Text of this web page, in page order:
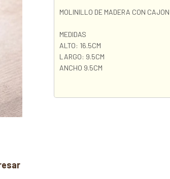
MOLINILLO DE MADERA CON CAJON
MEDIDAS
ALTO: 16.5CM
LARGO: 9.5CM
ANCHO 9.5CM